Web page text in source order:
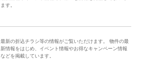
ます。
最新の折込チラシ等の情報がご覧いただけます。 物件の最
新情報をはじめ、イベント情報やお得なキャンペーン情報
などを掲載しています。